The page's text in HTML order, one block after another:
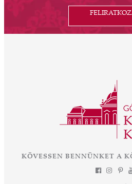
KÖVESSEN BENNÜNKET A